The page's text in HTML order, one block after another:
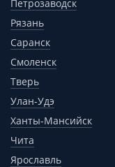
Петрозаводск
Рязань
Саранск
Смоленск
Тверь
Улан-Удэ
Ханты-Мансийск
Чита
Ярославль